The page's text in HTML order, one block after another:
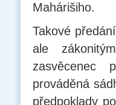
Mahárišiho.
Takové
ale
zasvěcenec
prováděná
předpoklady